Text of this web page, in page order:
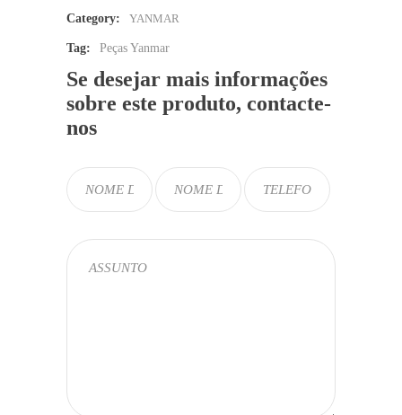
Category: YANMAR
Tag: Peças Yanmar
Se desejar mais informações
sobre este produto, contacte-
nos